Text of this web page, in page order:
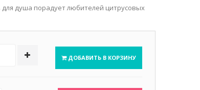
душа порадует любителей цитрусовых
ДОБАВИТЬ В КОРЗИНУ